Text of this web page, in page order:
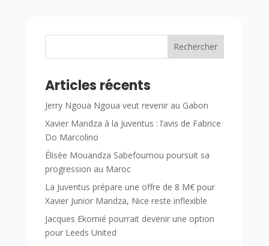
Rechercher
Articles récents
Jerry Ngoua Ngoua veut revenir au Gabon
Xavier Mandza à la Juventus : l’avis de Fabrice
Do Marcolino
Élisée Mouandza Sabefoumou poursuit sa
progression au Maroc
La Juventus prépare une offre de 8 M€ pour
Xavier Junior Mandza, Nice reste inflexible
Jacques Ekomié pourrait devenir une option
pour Leeds United